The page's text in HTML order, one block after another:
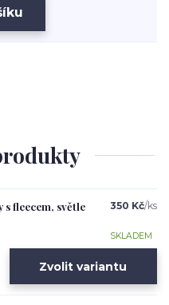
fleecem, světle
350 Kč/ks
SKLADEM
Zvolit variantu